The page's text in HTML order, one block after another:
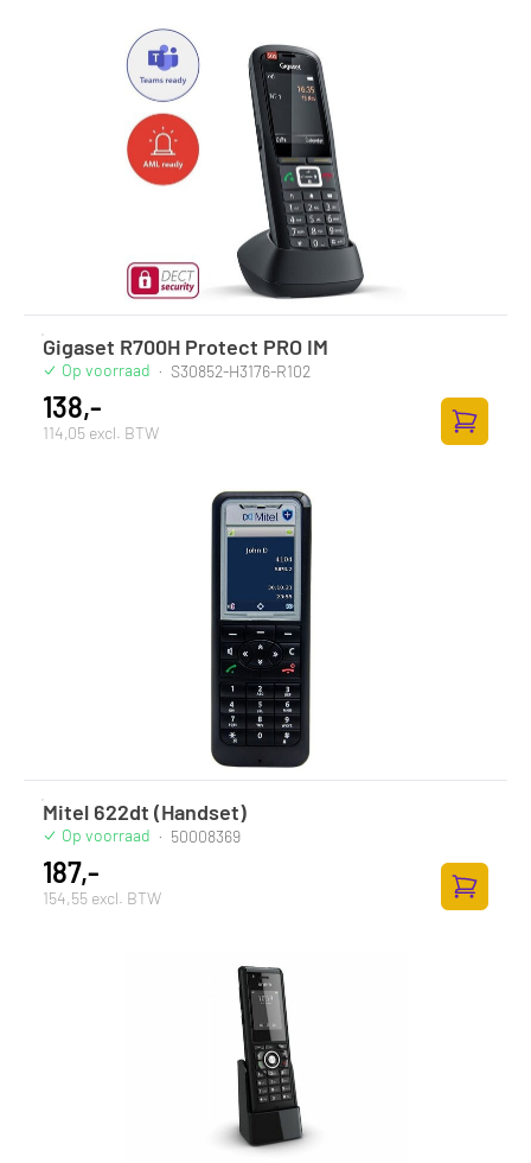
Gigaset R700H Protect PRO IM
Op voorraad · S30852-H3176-R102
138,-
114,05 excl. BTW
Mitel 622dt (Handset)
Op voorraad · 50008369
187,-
154,55 excl. BTW